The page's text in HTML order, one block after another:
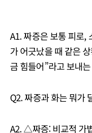
A1. 짜증은 보통 피로,
가 어긋났을 때 같은
금 힘들어”라고 보내
Q2. 짜증과 화는 뭐가
A2. △짜증: 비교적 가